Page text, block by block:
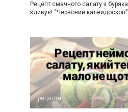
Рецепт смачного салату з
здивує! “Червоний
рецепти